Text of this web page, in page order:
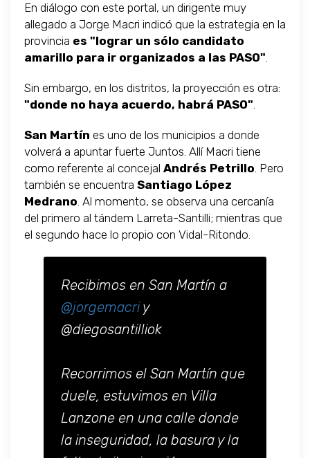
En diálogo con este portal, un dirigente muy
allegado a Jorge Macri indicó que la estrategia en la
provincia es "lograr un sólo candidato
amarillo para ir organizados a las PASO".
Sin embargo, en los distritos, la proyección es otra:
"donde no haya acuerdo, habrá PASO".
San Martín es uno de los municipios a donde
volverá a apuntar fuerte Juntos. Allí Macri tiene
como referente al concejal Andrés Petrillo. Pero
también se encuentra Santiago López
Medrano. Al momento, se observa una cercanía
del primero al tándem Larreta-Santilli; mientras que
el segundo hace lo propio con Vidal-Ritondo.
Recibimos en San Martín a
@jorgemacriy
@diegosantilliok
Recorrimos el San Martín que
duele, estuvimos en Villa
Lanzone en una calle donde
la inseguridad, la basura y la